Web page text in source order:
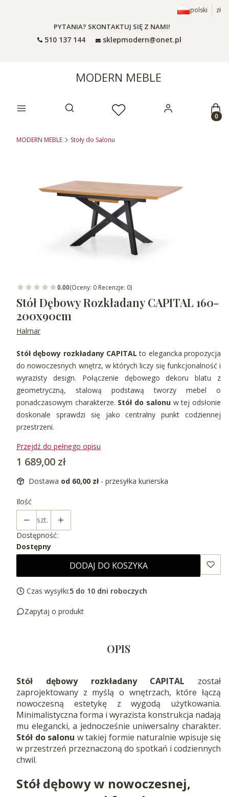
polski zł
PYTANIA? SKONTAKTUJ SIĘ Z NAMI!
510 137 144 sklepmodern@onet.pl
MODERN MEBLE
Otwórz wyszukiwarkę
MODERN MEBLE Stoły do Salonu
0.00(Oceny: 0 Recenzje: 0)
Stół Dębowy Rozkładany CAPITAL 160-
200x90cm
Halmar
Stół dębowy rozkładany CAPITAL to elegancka propozycja
do nowoczesnych wnętrz, w których liczy się funkcjonalność i
wyrazisty design. Połączenie dębowego dekoru blatu z
geometryczną, stalową podstawą tworzy mebel o
ponadczasowym charakterze. Stół do salonuw tej odsłonie
doskonale sprawdzi się jako centralny punkt codziennej
przestrzeni.
Przejdź do pełnego opisu
Cena
1 689,00 zł
Dostawa od 60,00 zł - przesyłka kurierska
Ilość
szt.
Dostępność:
Dostępny
DODAJ DO KOSZYKA
Czas wysyłki:5 do 10 dni roboczych
Zapytaj o produkt
OPIS
Stół dębowy rozkładany CAPITAL został
zaprojektowany z myślą o wnętrzach, które łączą
nowoczesną estetykę z wygodą użytkowania.
Minimalistyczna forma i wyrazista konstrukcja nadają
mu elegancki, a jednocześnie uniwersalny charakter.
Stół do salonu w takiej formie naturalnie wpisuje się
w przestrzeń przeznaczoną do spotkań i codziennych
chwil.
Stół dębowy w nowoczesnej,